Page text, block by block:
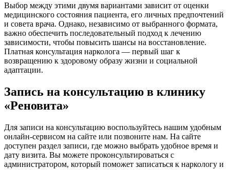
Выбор между этими двумя вариантами зависит от оценки
медицинского состояния пациента, его личных предпочтений
и совета врача. Однако, независимо от выбранного формата,
важно обеспечить последовательный подход к лечению
зависимости, чтобы повысить шансы на восстановление.
Платная консультация нарколога — первый шаг к
возвращению к здоровому образу жизни и социальной
адаптации.
Запись на консультацию в клинику
«Реновита»
Для записи на консультацию воспользуйтесь нашим удобным
онлайн-сервисом на сайте или позвоните нам. На сайте
доступен раздел записи, где можно выбрать удобное время и
дату визита. Вы можете проконсультироваться с
администратором, который поможет записаться к наркологу и